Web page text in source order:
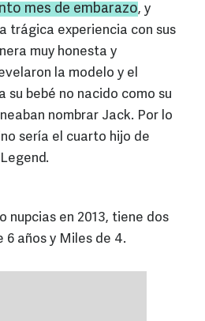
mes de embarazo, y
trágica experiencia con sus
muy honesta y
la modelo y el
su bebé no nacido como su
nombrar Jack. Por lo
sería el cuarto hijo de
nupcias en 2013, tiene dos
6 años y Miles de 4.